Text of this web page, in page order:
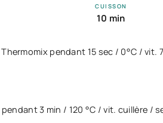
CUISSON
10 min
pendant 15 sec / 0°C / vit.
3 min / 120 °C / vit. cuillère /